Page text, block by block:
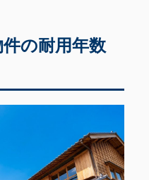
の耐用年数